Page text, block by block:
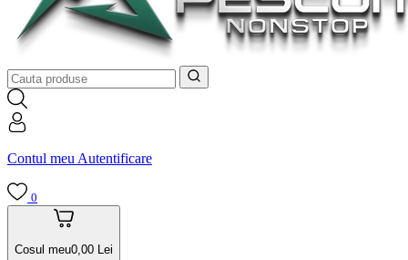
Contul meu Autentificare
0
Cosul meu0,00 Lei